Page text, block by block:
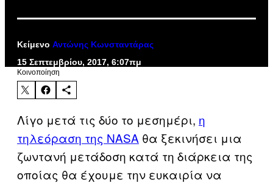
Κείμενο Αντώνης Κωνσταντάρας
15 Σεπτεμβρίου, 2017, 6:07πμ
Kοινοποίηση
Λίγο μετά τις δύο το μεσημέρι, η
τηλεόραση της NASA θα ξεκινήσει μια
ζωντανή μετάδοση κατά τη διάρκεια της
οποίας θα έχουμε την ευκαιρία να